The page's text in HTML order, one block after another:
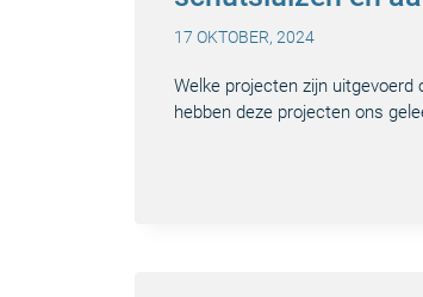
17 OKTOBER, 2024
Welke projecten zijn
hebben deze projecten ons